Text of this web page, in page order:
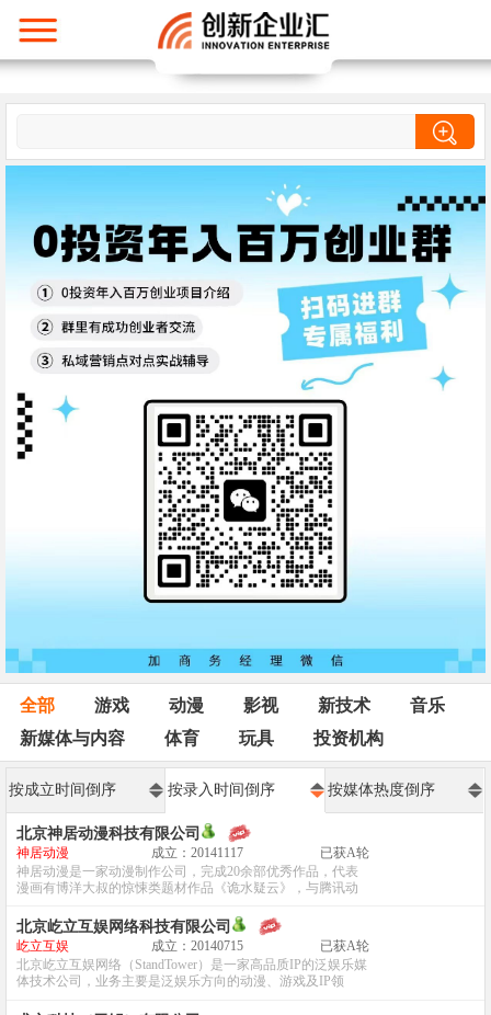
全部 游戏 动漫 影视 新技术
音乐
新媒体与内容
体育 玩具 投资机构
按成立时间倒序 按录入时间倒序 按媒体热度倒序
北京神居动漫科技有限公司
神居动漫 成立：20141117
已获A轮
神居动漫是一家动漫制作公司，完成20余部优秀作品，代表
漫画有博洋大叔的惊悚类题材作品《诡水疑云》，与腾讯动
北京屹立互娱网络科技有限公司
屹立互娱 成立：20140715
已获A轮
北京屹立互娱网络（StandTower）是一家高品质IP的泛娱乐媒
体技术公司，业务主要是泛娱乐方向的动漫、游戏及IP领